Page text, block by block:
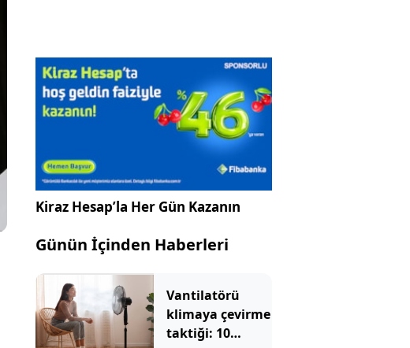
Kiraz Hesap’la Her Gün Kazanın
Günün İçinden Haberleri
Vantilatörü
klimaya çevirme
taktiği: 10